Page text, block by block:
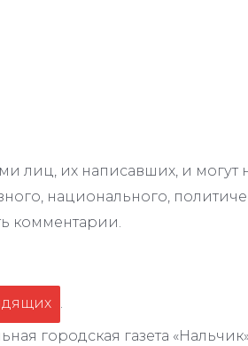
лиц, их написавших, и
национального,
комментарии.
.
городская газета